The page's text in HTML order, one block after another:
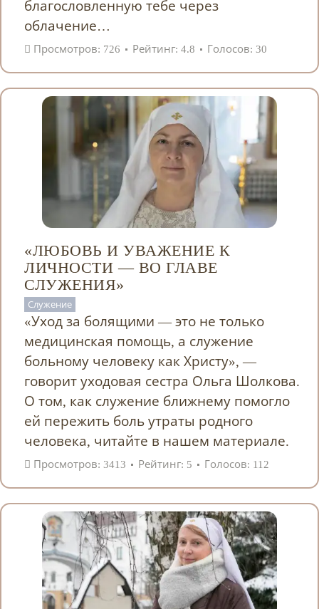
благословленную тебе через
облачение…
Просмотров: 726 Рейтинг: 4.8 Голосов: 30
«ЛЮБОВЬ И УВАЖЕНИЕ К
ЛИЧНОСТИ — ВО ГЛАВЕ
СЛУЖЕНИЯ»
Служение
«Уход за болящими — это не только
медицинская помощь, а служение
больному человеку как Христу», —
говорит уходовая сестра Ольга Шолкова.
О том, как служение ближнему помогло
ей пережить боль утраты родного
человека, читайте в нашем материале.
Просмотров: 3413 Рейтинг: 5 Голосов: 112